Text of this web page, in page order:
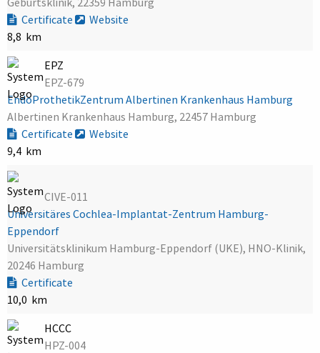
Certificate
Website
8,8 km
EPZ
EPZ-679
EndoProthetikZentrum Albertinen Krankenhaus Hamburg
Albertinen Krankenhaus Hamburg, 22457 Hamburg
Certificate
Website
9,4 km
CIVE-011
Universitäres Cochlea-Implantat-Zentrum Hamburg-
Eppendorf
Universitätsklinikum Hamburg-Eppendorf (UKE), HNO-Klinik,
20246 Hamburg
Certificate
10,0 km
HCCC
HPZ-004